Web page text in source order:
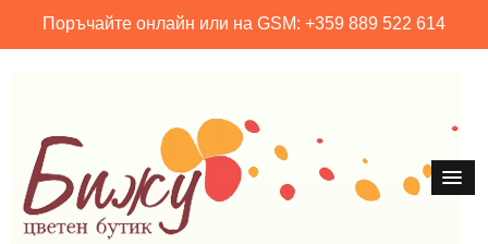
Поръчайте онлайн или на GSM: +359 889 522 614